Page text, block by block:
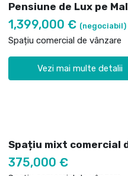
Pensiune de Lux pe
1,399,000 € (negociabil)
Spațiu comercial de vânzare
Vezi mai multe detalii
Spațiu mixt comercial
375,000 €